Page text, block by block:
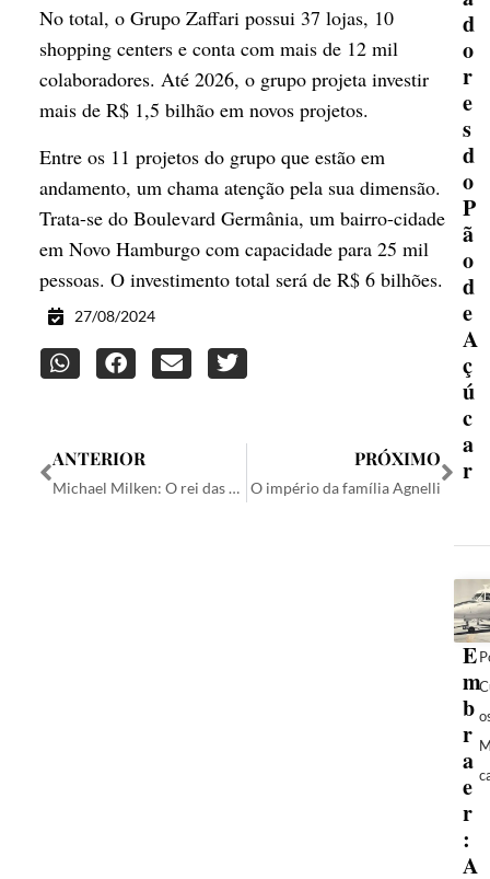
No total, o Grupo Zaffari possui 37 lojas, 10
shopping centers e conta com mais de 12 mil
colaboradores. Até 2026, o grupo projeta investir
mais de R$ 1,5 bilhão em novos projetos.
Entre os 11 projetos do grupo que estão em
andamento, um chama atenção pela sua dimensão.
Trata-se do Boulevard Germânia, um bairro-cidade
em Novo Hamburgo com capacidade para 25 mil
pessoas. O investimento total será de R$ 6 bilhões.
27/08/2024
ANTERIOR
Michael Milken: O rei das Junk Bonds
PRÓXIMO
O império da família Agnelli
d
o
r
e
s
d
o
P
ã
o
d
e
A
ç
ú
c
a
r
E
m
b
r
a
e
r
:
A